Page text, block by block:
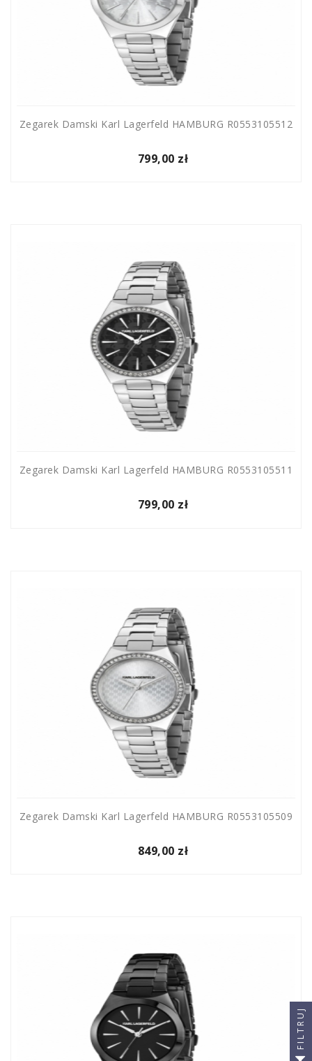
Zegarek Damski Karl Lagerfeld HAMBURG R0553105512
799,00 zł
Zegarek Damski Karl Lagerfeld HAMBURG R0553105511
799,00 zł
Zegarek Damski Karl Lagerfeld HAMBURG R0553105509
849,00 zł
FILTRUJ